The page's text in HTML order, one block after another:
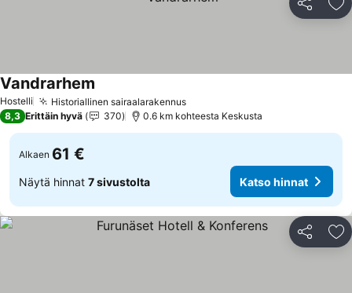
Jaa
Hostelli Historiallinen sairaalarakennusKatso hinnat
Vandrarhem
8,3 Erittäin hyvä 370 0.6 km kohteesta Keskusta
Alkaen 61 €
Näytä hinnat 7 sivustolta Katso hinnat
Jaa